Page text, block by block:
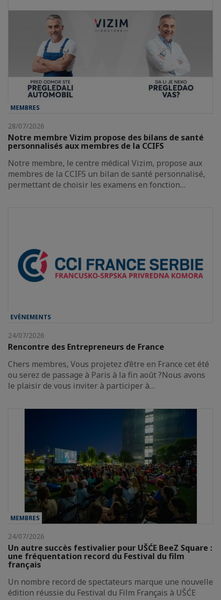
MEMBRES
28/07/2026
Notre membre Vizim propose des bilans de santé
personnalisés aux membres de la CCIFS
Notre membre, le centre médical Vizim, propose aux
membres de la CCIFS un bilan de santé personnalisé,
permettant de choisir les examens en fonction…
EVÈNEMENTS
24/07/2026
Rencontre des Entrepreneurs de France
Chers membres, Vous projetez d’être en France cet été
ou serez de passage à Paris à la fin août ?Nous avons
le plaisir de vous inviter à participer à…
MEMBRES
24/07/2026
Un autre succès festivalier pour UŠĆE BeeZ Square :
une fréquentation record du Festival du film
français
Un nombre record de spectateurs marque une nouvelle
édition réussie du Festival du Film Français à UŠĆE